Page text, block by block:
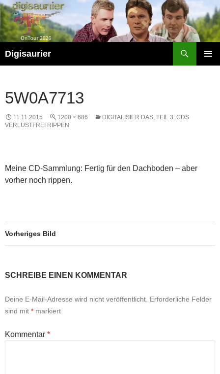
Zum
Inhalt
springen
Digisaurier
5W0A7713
11.11.2015 1200 × 686
DIGITALISIER DAS, TEIL 3: CDS
VERLUSTFREI RIPPEN
Meine CD-Sammlung: Fertig für den Dachboden – aber
vorher noch rippen.
Vorheriges Bild
SCHREIBE EINEN KOMMENTAR
Deine E-Mail-Adresse wird nicht veröffentlicht. Erforderliche Felder
sind mit * markiert
Kommentar *